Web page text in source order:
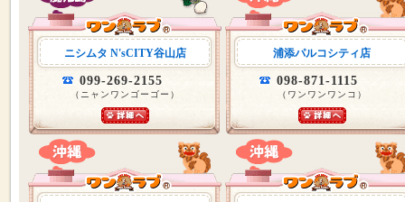
ニシムタ N'sCITY谷山店
099-269-2155
（ニャンワンゴーゴー）
浦添パルコシティ店
098-871-1115
（ワンワンワンコ）